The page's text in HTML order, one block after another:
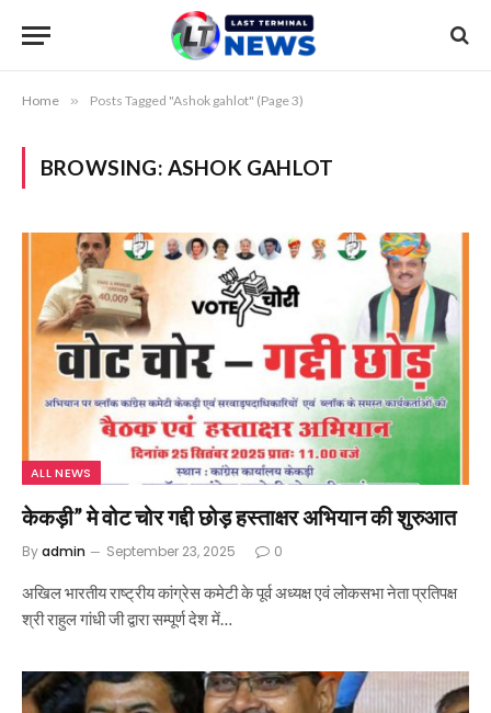
Home » Posts Tagged "Ashok gahlot" (Page 3)
BROWSING: ASHOK GAHLOT
ALL NEWS
केकड़ी” मे वोट चोर गद्दी छोड़ हस्ताक्षर अभियान की शुरुआत
Byadmin September 23, 2025 0
अखिल भारतीय राष्ट्रीय कांग्रेस कमेटी के पूर्व अध्यक्ष एवं लोकसभा नेता प्रतिपक्ष
श्री राहुल गांधी जी द्वारा सम्पूर्ण देश में…